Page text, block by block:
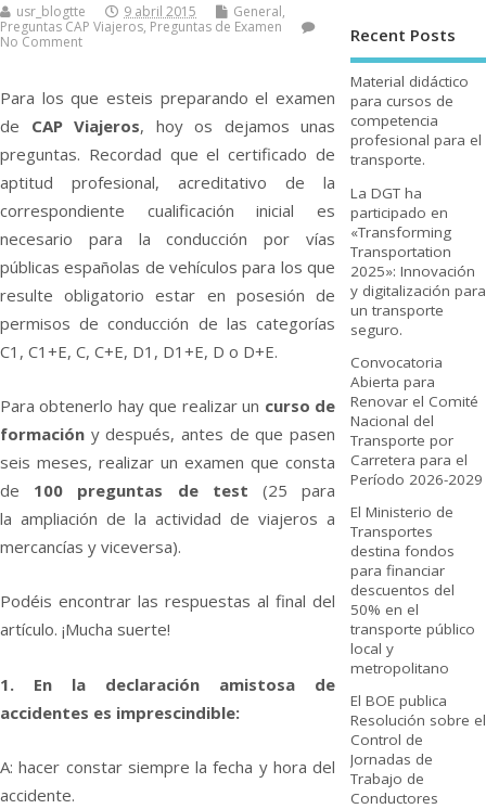
usr_blogtte 9 abril 2015 General,
Preguntas CAP Viajeros, Preguntas de Examen
No Comment
Para los que esteis preparando el examen
de CAP Viajeros, hoy os dejamos unas
preguntas. Recordad que el certificado de
aptitud profesional, acreditativo de la
correspondiente cualificación inicial es
necesario para la conducción por ví­as
públicas españolas de vehí­culos para los que
resulte obligatorio estar en posesión de
permisos de conducción de las categorí­as
C1, C1+E, C, C+E, D1, D1+E, D o D+E.
Para obtenerlo hay que realizar un curso de
formación y después, antes de que pasen
seis meses, realizar un examen que consta
de 100 preguntas de test (25 para
la ampliación de la actividad de viajeros a
mercancí­as y viceversa).
Podéis encontrar las respuestas al final del
artí­culo. ¡Mucha suerte!
1. En la declaración amistosa de
accidentes es imprescindible:
A: hacer constar siempre la fecha y hora del
accidente.
Recent Posts
Material didáctico
para cursos de
competencia
profesional para el
transporte.
La DGT ha
participado en
«Transforming
Transportation
2025»: Innovación
y digitalización para
un transporte
seguro.
Convocatoria
Abierta para
Renovar el Comité
Nacional del
Transporte por
Carretera para el
Período 2026-2029
El Ministerio de
Transportes
destina fondos
para financiar
descuentos del
50% en el
transporte público
local y
metropolitano
El BOE publica
Resolución sobre el
Control de
Jornadas de
Trabajo de
Conductores